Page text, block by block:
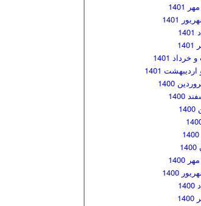
1401
1401
1401
1400
1400